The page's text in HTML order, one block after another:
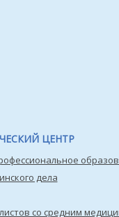
ЦЕНТР
дела
со средним